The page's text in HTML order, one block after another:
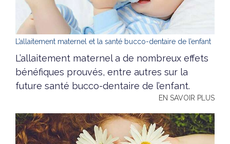
L’allaitement maternel et la santé bucco-dentaire de l’enfant
L’allaitement maternel a de nombreux effets
bénéfiques prouvés, entre autres sur la
future santé bucco-dentaire de l’enfant.
EN SAVOIR PLUS